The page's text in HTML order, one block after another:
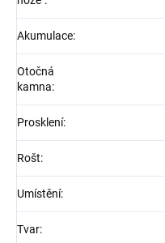
Akumulace:
Otočná
kamna:
Prosklení:
Rošt:
Umístění:
Tvar: